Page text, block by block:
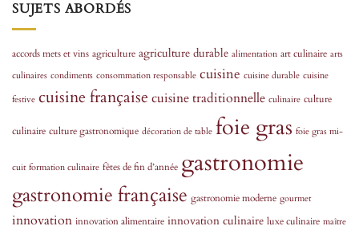
SUJETS ABORDÉS
accords mets et vins agriculture agriculture durable alimentation art culinaire arts
culinaires condiments consommation responsable cuisine cuisine durable cuisine
festive cuisine française cuisine traditionnelle culinaire culture
culinaire culture gastronomique décoration de table foie gras foie gras mi-
cuit formation culinaire fêtes de fin d’année gastronomie
gastronomie française gastronomie moderne gourmet
innovation innovation alimentaire innovation culinaire luxe culinaire maître